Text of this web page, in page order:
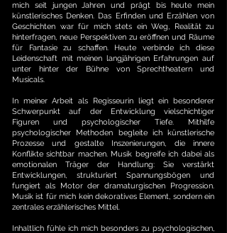
mich seit jungen Jahren und prägt bis heute mein
künstlerisches Denken. Das Erfinden und Erzählen von
Geschichten war für mich stets ein Weg, Realität zu
hinterfragen, neue Perspektiven zu eröffnen und Räume
für Fantasie zu schaffen. Heute verbinde ich diese
Leidenschaft mit meinen langjährigen Erfahrungen auf
unter hinter der Bühne von Sprechtheatern und
Musicals.
In meiner Arbeit als Regisseurin liegt ein besonderer
Schwerpunkt auf der Entwicklung vielschichtiger
Figuren und psychologischer Tiefe. Mithilfe
psychologischer Methoden begleite ich künstlerische
Prozesse und gestalte Inszenierungen, die innere
Konflikte sichtbar machen. Musik begreife ich dabei als
emotionalen Träger der Handlung: Sie verstärkt
Entwicklungen, strukturiert Spannungsbögen und
fungiert als Motor der dramaturgischen Progression.
Musik ist für mich kein dekoratives Element, sondern ein
zentrales erzählerisches Mittel.
Inhaltlich fühle ich mich besonders zu psychologischen,